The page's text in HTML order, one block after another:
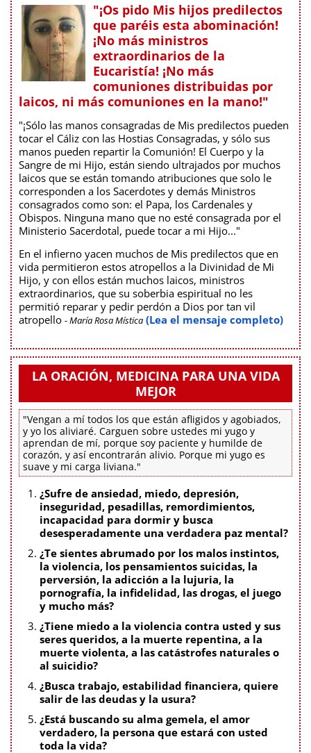
"¡Os pido Mis hijos predilectos
que paréis esta abominación!
¡No más ministros
extraordinarios de la
Eucaristía! ¡No más
comuniones distribuidas por
laicos, ni más comuniones en la mano!"
"¡Sólo las manos consagradas de Mis predilectos pueden
tocar el Cáliz con las Hostias Consagradas, y sólo sus
manos pueden repartir la Comunión! El Cuerpo y la
Sangre de mi Hijo, están siendo ultrajados por muchos
laicos que se están tomando atribuciones que solo le
corresponden a los Sacerdotes y demás Ministros
consagrados como son: el Papa, los Cardenales y
Obispos. Ninguna mano que no esté consagrada por el
Ministerio Sacerdotal, puede tocar a mi Hijo..."
En el infierno yacen muchos de Mis predilectos que en
vida permitieron estos atropellos a la Divinidad de Mi
Hijo, y con ellos están muchos laicos, ministros
extraordinarios, que su soberbia espiritual no les
permitió reparar y pedir perdón a Dios por tan vil
atropello - María Rosa Mística (Lea el mensaje completo)
LA ORACIÓN, MEDICINA PARA UNA VIDA
MEJOR
"Vengan a mí todos los que están afligidos y agobiados,
y yo los aliviaré. Carguen sobre ustedes mi yugo y
aprendan de mí, porque soy paciente y humilde de
corazón, y así encontrarán alivio. Porque mi yugo es
suave y mi carga liviana."
¿Sufre de ansiedad, miedo, depresión,
inseguridad, pesadillas, remordimientos,
incapacidad para dormir y busca
desesperadamente una verdadera paz mental?
¿Te sientes abrumado por los malos instintos,
la violencia, los pensamientos suicidas, la
perversión, la adicción a la lujuria, la
pornografía, la infidelidad, las drogas, el juego
y mucho más?
¿Tiene miedo a la violencia contra usted y sus
seres queridos, a la muerte repentina, a la
muerte violenta, a las catástrofes naturales o
al suicidio?
¿Busca trabajo, estabilidad financiera, quiere
salir de las deudas y la usura?
¿Está buscando su alma gemela, el amor
verdadero, la persona que estará con usted
toda la vida?